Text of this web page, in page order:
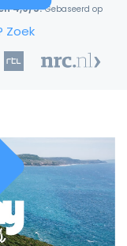
Zoek
4,9/5! Gebaseerd op